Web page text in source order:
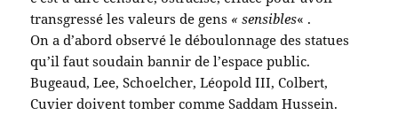
transgressé les valeurs de gens « sensibles« .
On a d’abord observé le déboulonnage des statues
qu’il faut soudain bannir de l’espace public.
Bugeaud, Lee, Schoelcher, Léopold III, Colbert,
Cuvier doivent tomber comme Saddam Hussein.